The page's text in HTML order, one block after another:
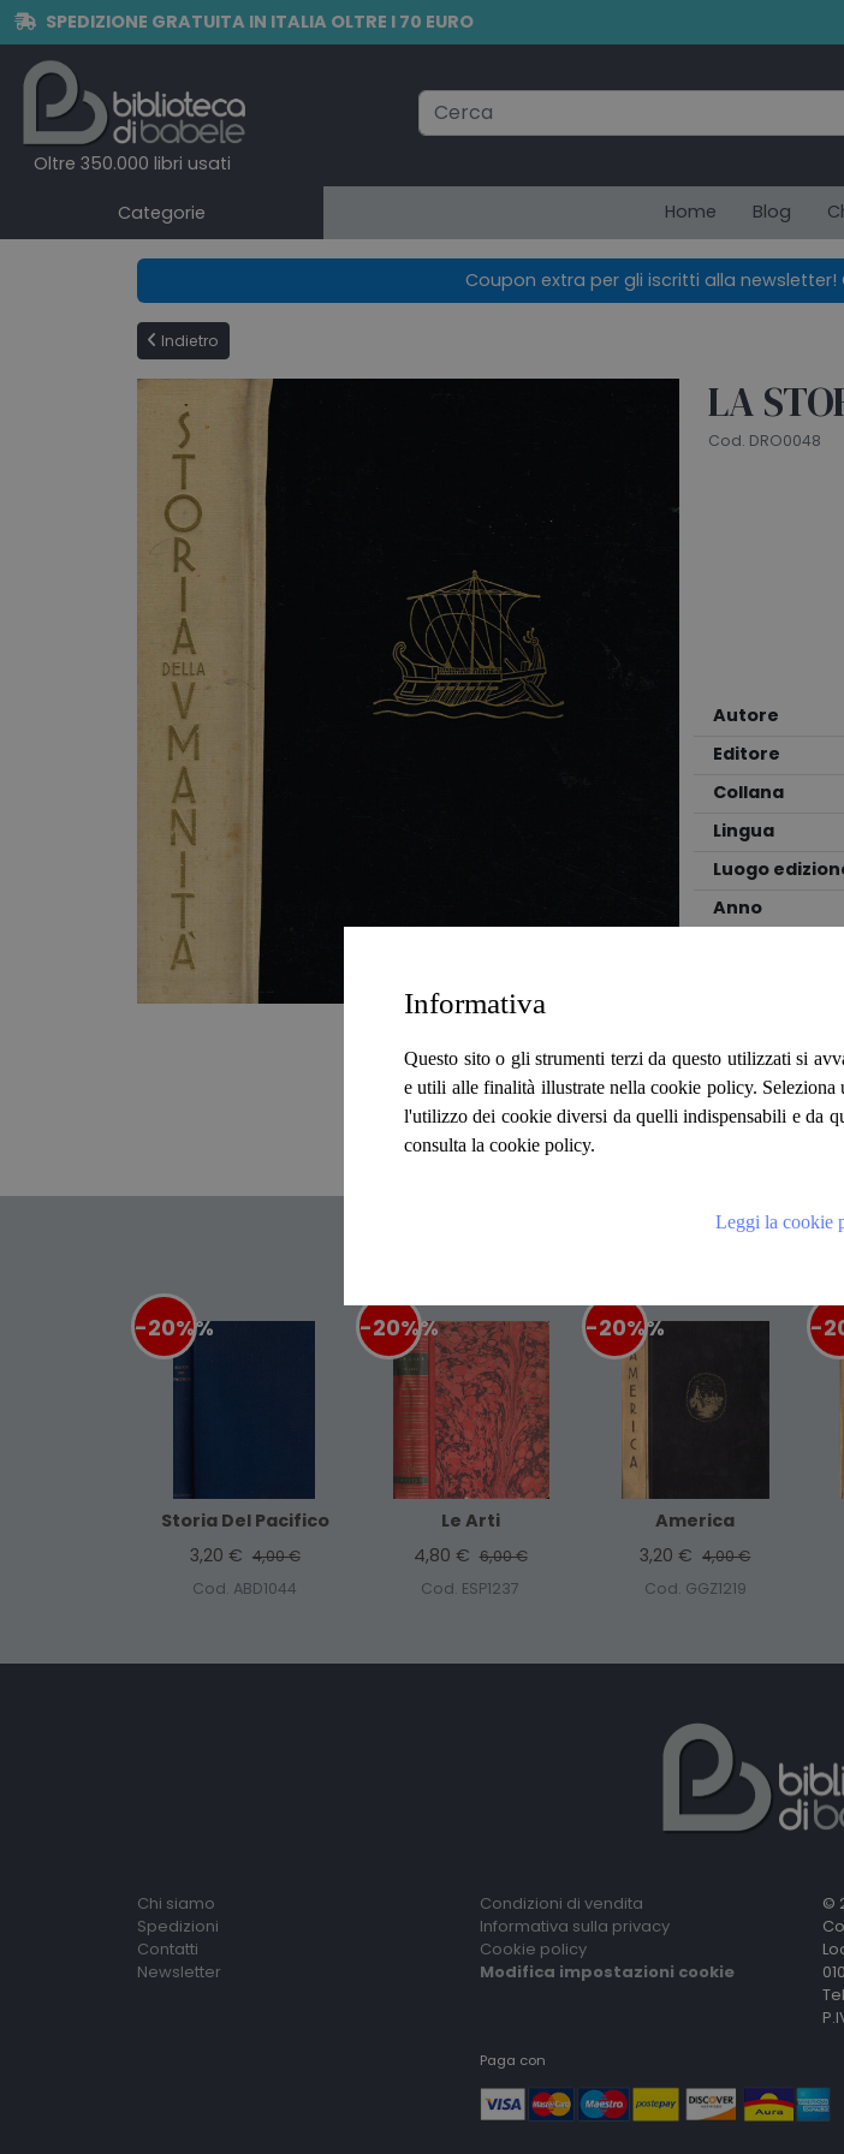
SPEDIZIONE GRATUITA IN ITALIA OLTRE I 70 EURO
Oltre 350.000 libri usati
Categorie Home Blog
Coupon extra per gli iscritti alla
Indietro
LA
Cod. DRO0048
Autore
Editore
Collana
Lingua
Luogo
Anno
Coperta rigida
d'oro, pagine
Articoli
-20%%
Storia Del Pacifico
3,20 € 4,00 €
Cod. ABD1044
-20%%
Le Arti
4,80 € 6,00 €
Cod. ESP1237
-20%%
America
3,20 € 4,00 €
Cod. GGZ1219
-
Chi siamo
Spedizioni
Contatti
Newsletter
Condizioni di vendita
Informativa sulla privacy
Cookie policy
Modifica impostazioni cookie
©
Paga con
Informativa
Questo sito o gli strumenti terzi da questo utilizzati si
e utili alle finalità illustrate nella cookie policy. Seleziona
l'utilizzo dei cookie diversi da quelli indispensabili e da
consulta la cookie policy.
Leggi la cookie